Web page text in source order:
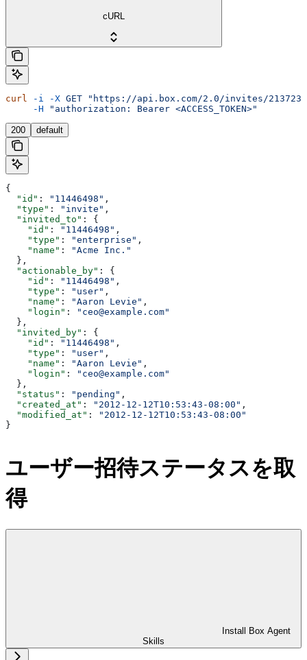
cURL
curl -i -X GET "https://api.box.com/2.0/invites/213723"
     -H
"authorization: Bearer <ACCESS_TOKEN>"
200 default
{
  "id"
: "11446498" ,
  "type"
: "invite" ,
  "invited_to"
: {
    "id"
: "11446498" ,
    "type"
: "enterprise" ,
    "name"
:
"Acme Inc."
  },
  "actionable_by"
: {
    "id"
: "11446498" ,
    "type"
: "user" ,
    "name"
: "Aaron Levie" ,
    "login"
:
"ceo@example.com"
  },
  "invited_by"
: {
    "id"
: "11446498" ,
    "type"
: "user" ,
    "name"
: "Aaron Levie" ,
    "login"
:
"ceo@example.com"
  },
  "status"
: "pending" ,
  "created_at"
: "2012-12-12T10:53:43-08:00" ,
  "modified_at"
:
"2012-12-12T10:53:43-08:00"
}
ユーザー招待ステータスを取
得
Install Box Agent
Skills